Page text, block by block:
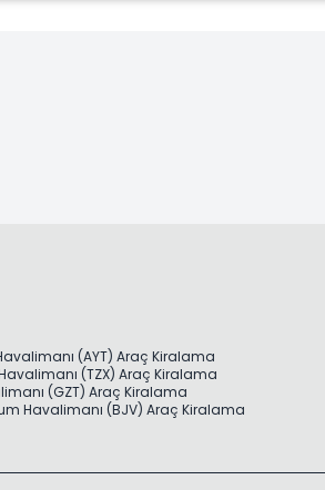
(AYT) Araç Kiralama
(TZX) Araç Kiralama
(GZT) Araç Kiralama
Havalimanı (BJV) Araç Kiralama